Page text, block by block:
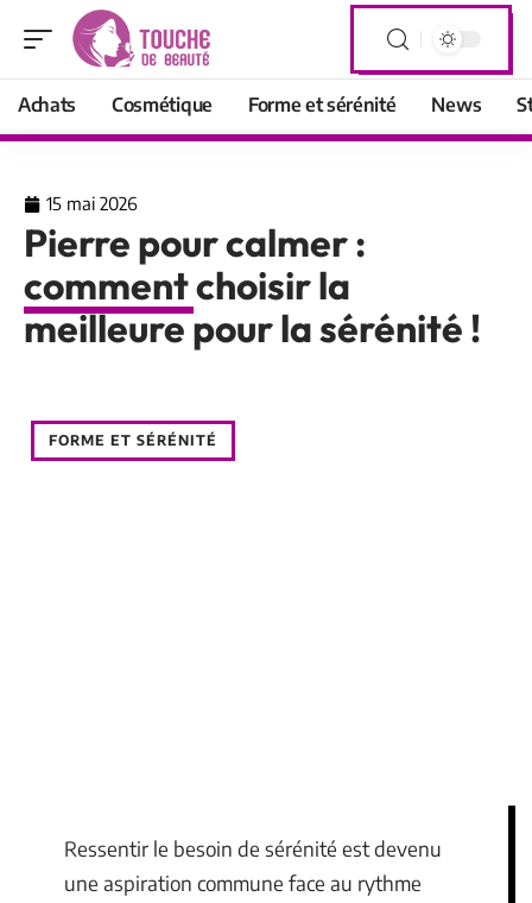
Achats Cosmétique Forme et sérénité News
15 mai 2026
Pierre pour calmer :
comment choisir la
meilleure pour la sérénité !
FORME ET SÉRÉNITÉ
Ressentir le besoin de sérénité est devenu
une aspiration commune face au rythme